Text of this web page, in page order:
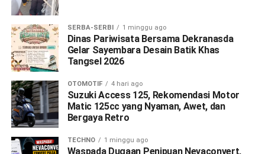
SERBA-SERBI 1 minggu ago
Dinas Pariwisata Bersama Dekranasda
Gelar Sayembara Desain Batik Khas
Tangsel 2026
OTOMOTIF 4 hari ago
Suzuki Access 125, Rekomendasi Motor
Matic 125cc yang Nyaman, Awet, dan
Bergaya Retro
TECHNO 1 minggu ago
Waspada Dugaan Penipuan Nevaconvert,